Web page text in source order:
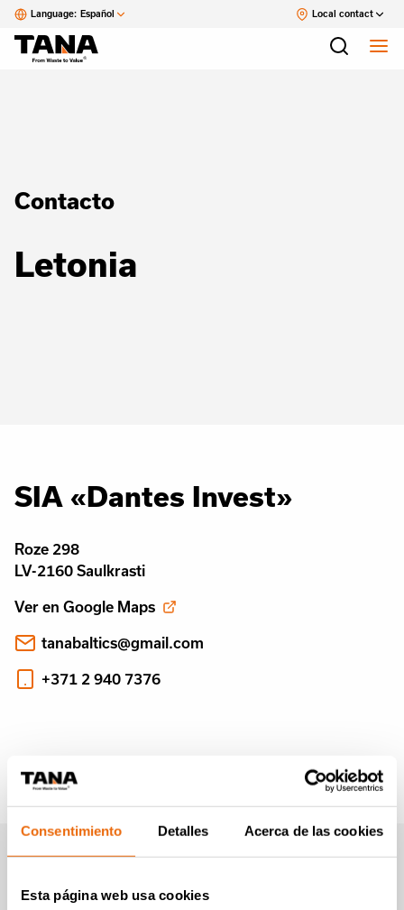
Consentimiento Detalles Acerca de las cookies
Esta página web usa cookies
Language: Español Local contact
Contacto
Letonia
SIA «Dantes Invest»
Roze 298
LV-2160 Saulkrasti
Ver en Google Maps
tanabaltics@gmail.com
+371 2 940 7376
Boletín informativo de
Tana (en Inglés)